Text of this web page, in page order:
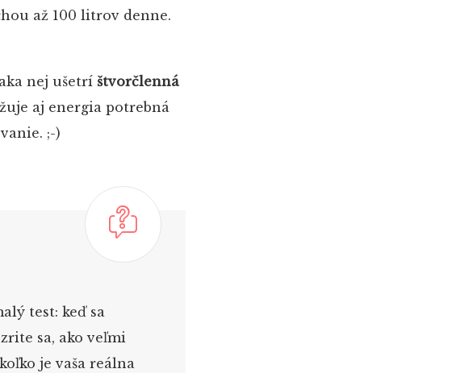
až 100 litrov denne.
nej ušetrí štvorčlenná
aj energia potrebná
;-)
test: keď sa
sa, ako veľmi
je vaša reálna